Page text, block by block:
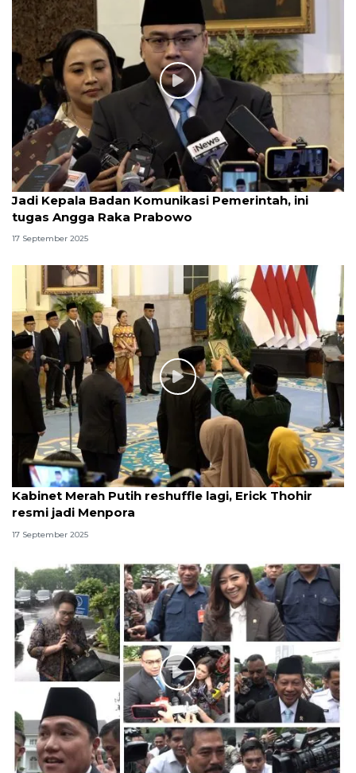
Jadi Kepala Badan Komunikasi Pemerintah, ini
tugas Angga Raka Prabowo
17 September 2025
Kabinet Merah Putih reshuffle lagi, Erick Thohir
resmi jadi Menpora
17 September 2025